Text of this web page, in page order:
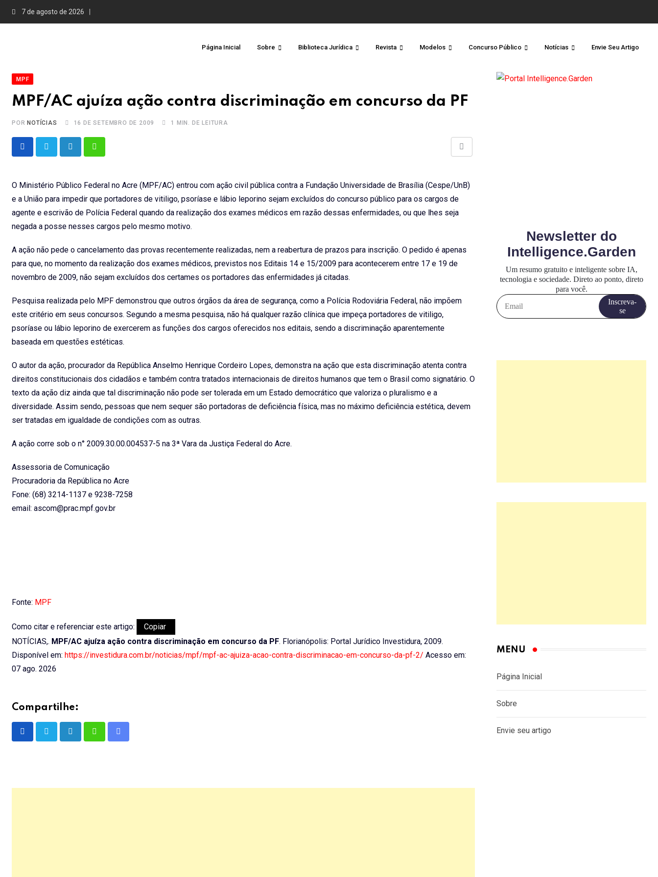
7 de agosto de 2026
Página Inicial Sobre Biblioteca Jurídica Revista Modelos Concurso Público Notícias Envie Seu Artigo
MPF
MPF/AC ajuíza ação contra discriminação em concurso da PF
PORNOTÍCIAS 16 DE SETEMBRO DE 2009 1 MIN. DE LEITURA
LinkedInWhatsapp
Share
Email
O Ministério Público Federal no Acre (MPF/AC) entrou com ação civil pública contra a Fundação Universidade de Brasília (Cespe/UnB)
e a União para impedir que portadores de vitiligo, psoríase e lábio leporino sejam excluídos do concurso público para os cargos de
agente e escrivão de Polícia Federal quando da realização dos exames médicos em razão dessas enfermidades, ou que lhes seja
negada a posse nesses cargos pelo mesmo motivo.
A ação não pede o cancelamento das provas recentemente realizadas, nem a reabertura de prazos para inscrição. O pedido é apenas
para que, no momento da realização dos exames médicos, previstos nos Editais 14 e 15/2009 para acontecerem entre 17 e 19 de
novembro de 2009, não sejam excluídos dos certames os portadores das enfermidades já citadas.
Pesquisa realizada pelo MPF demonstrou que outros órgãos da área de segurança, como a Polícia Rodoviária Federal, não impõem
este critério em seus concursos. Segundo a mesma pesquisa, não há qualquer razão clínica que impeça portadores de vitiligo,
psoríase ou lábio leporino de exercerem as funções dos cargos oferecidos nos editais, sendo a discriminação aparentemente
baseada em questões estéticas.
O autor da ação, procurador da República Anselmo Henrique Cordeiro Lopes, demonstra na ação que esta discriminação atenta contra
direitos constitucionais dos cidadãos e também contra tratados internacionais de direitos humanos que tem o Brasil como signatário. O
texto da ação diz ainda que tal discriminação não pode ser tolerada em um Estado democrático que valoriza o pluralismo e a
diversidade. Assim sendo, pessoas que nem sequer são portadoras de deficiência física, mas no máximo deficiência estética, devem
ser tratadas em igualdade de condições com as outras.
A ação corre sob o n° 2009.30.00.004537-5 na 3ª Vara da Justiça Federal do Acre.
Assessoria de Comunicação
Procuradoria da República no Acre
Fone: (68) 3214-1137 e 9238-7258
email: ascom@prac.mpf.gov.br
Fonte: MPF
Como citar e referenciar este artigo:
Copiar
NOTÍCIAS,. MPF/AC ajuíza ação contra discriminação em concurso da PF. Florianópolis: Portal Jurídico Investidura, 2009.
Disponível em: https://investidura.com.br/noticias/mpf/mpf-ac-ajuiza-acao-contra-discriminacao-em-concurso-da-pf-2/ Acesso em:
07 ago. 2026
Compartilhe:
LinkedInWhatsappShare
MENU
Página Inicial
Sobre
Envie seu artigo